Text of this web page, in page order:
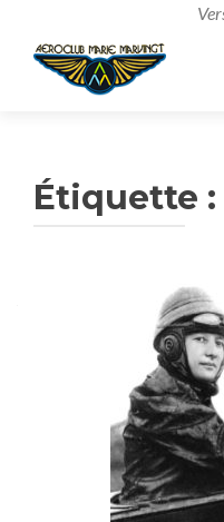
Étiquette :